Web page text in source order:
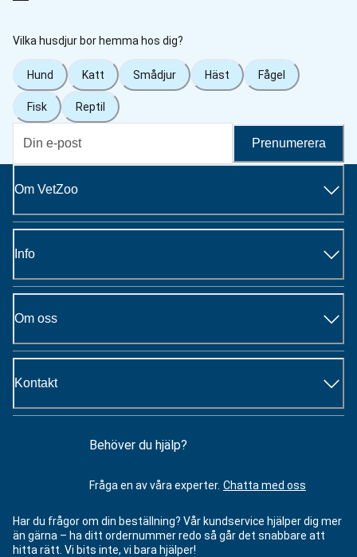
Vilka husdjur bor hemma hos dig?
Hund Katt Smådjur Häst Fågel
Fisk Reptil
Prenumerera
Om VetZoo
Info
Om oss
Kontakt
Behöver du hjälp?
Fråga en av våra experter. Chatta med oss
Har du frågor om din beställning? Vår kundservice hjälper dig mer
än gärna – ha ditt ordernummer redo så går det snabbare att
hitta rätt. Vi bits inte, vi bara hjälper!